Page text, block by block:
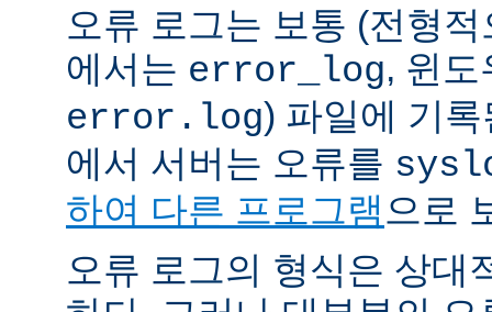
오류 로그는 보통 (전형
에서는 error_log, 윈
error.log) 파일에 기
에서 서버는 오류를
하여 다른 프로그램으로
오류 로그의 형식은 상대